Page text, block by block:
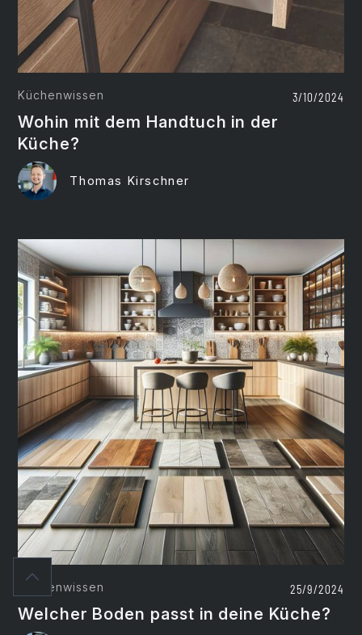
Küchenwissen 3/10/2024
Wohin mit dem Handtuch in der
Küche?
Thomas Kirschner
Küchenwissen 25/9/2024
Welcher Boden passt in deine Küche?